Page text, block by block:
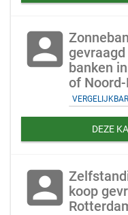
account_box banken
of
DEZE
account_box koop